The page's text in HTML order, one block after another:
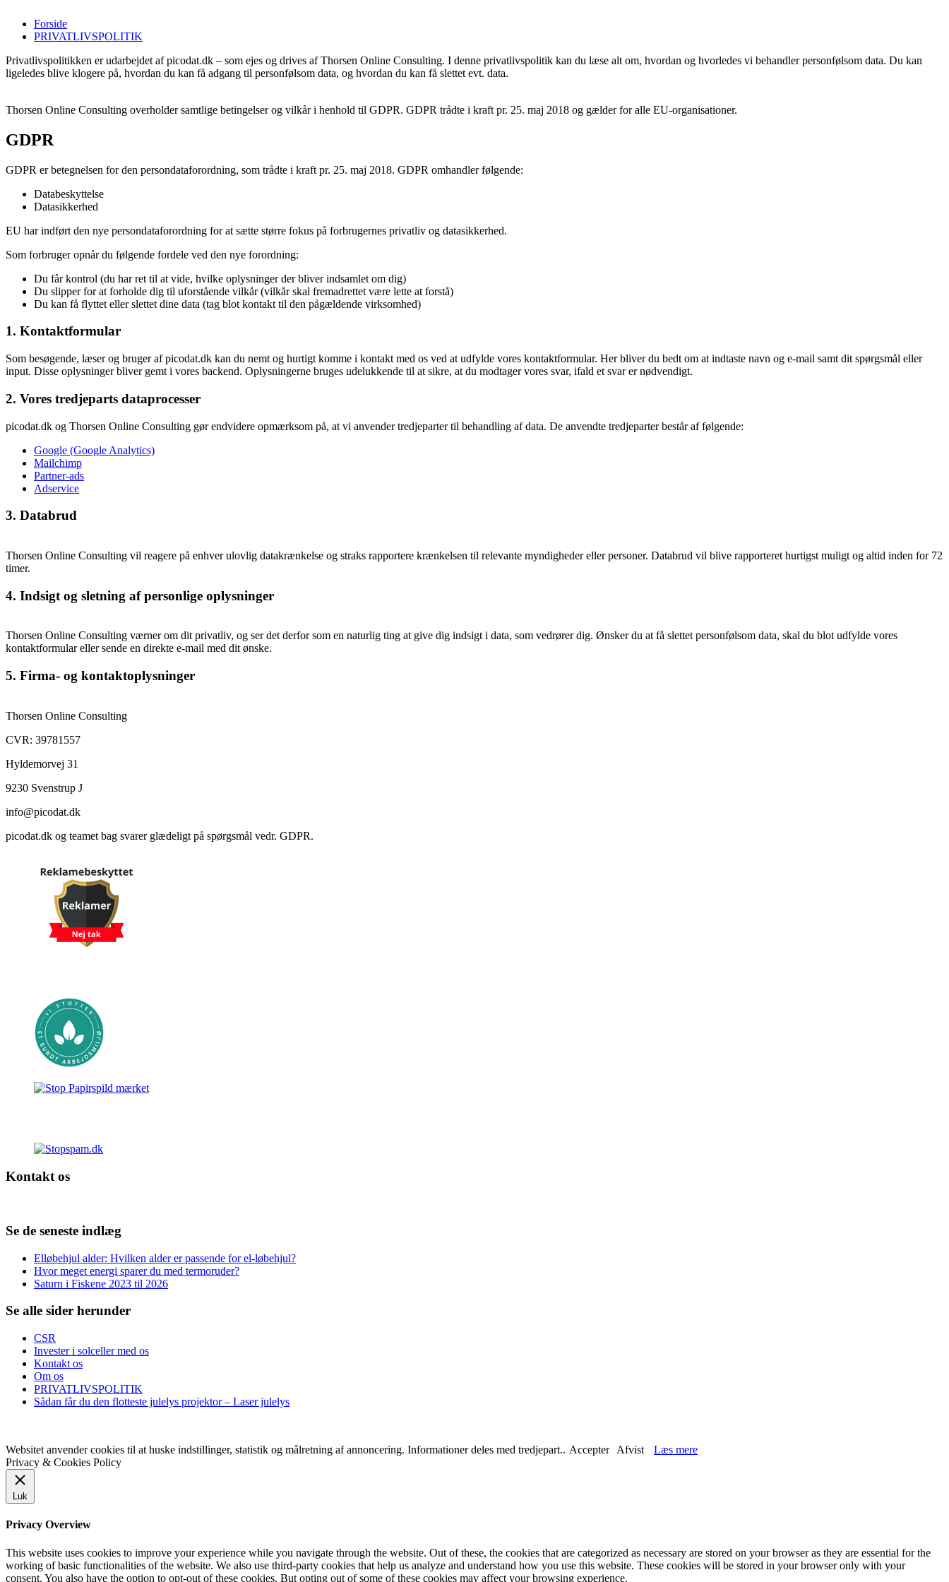
Forside
PRIVATLIVSPOLITIK
Privatlivspolitikken er udarbejdet af picodat.dk – som ejes og drives af Thorsen Online Consulting. I denne privatlivspolitik kan du læse alt om, hvordan og hvorledes vi behandler personfølsom data. Du kan
ligeledes blive klogere på, hvordan du kan få adgang til personfølsom data, og hvordan du kan få slettet evt. data.
Thorsen Online Consulting overholder samtlige betingelser og vilkår i henhold til GDPR. GDPR trådte i kraft pr. 25. maj 2018 og gælder for alle EU-organisationer.
GDPR
GDPR er betegnelsen for den persondataforordning, som trådte i kraft pr. 25. maj 2018. GDPR omhandler følgende:
Databeskyttelse
Datasikkerhed
EU har indført den nye persondataforordning for at sætte større fokus på forbrugernes privatliv og datasikkerhed.
Som forbruger opnår du følgende fordele ved den nye forordning:
Du får kontrol (du har ret til at vide, hvilke oplysninger der bliver indsamlet om dig)
Du slipper for at forholde dig til uforstående vilkår (vilkår skal fremadrettet være lette at forstå)
Du kan få flyttet eller slettet dine data (tag blot kontakt til den pågældende virksomhed)
1. Kontaktformular
Som besøgende, læser og bruger af picodat.dk kan du nemt og hurtigt komme i kontakt med os ved at udfylde vores kontaktformular. Her bliver du bedt om at indtaste navn og e-mail samt dit spørgsmål eller
input. Disse oplysninger bliver gemt i vores backend. Oplysningerne bruges udelukkende til at sikre, at du modtager vores svar, ifald et svar er nødvendigt.
2. Vores tredjeparts dataprocesser
picodat.dk og Thorsen Online Consulting gør endvidere opmærksom på, at vi anvender tredjeparter til behandling af data. De anvendte tredjeparter består af følgende:
Google (Google Analytics)
Mailchimp
Partner-ads
Adservice
3. Databrud
Thorsen Online Consulting vil reagere på enhver ulovlig datakrænkelse og straks rapportere krænkelsen til relevante myndigheder eller personer. Databrud vil blive rapporteret hurtigst muligt og altid inden for 72
timer.
4. Indsigt og sletning af personlige oplysninger
Thorsen Online Consulting værner om dit privatliv, og ser det derfor som en naturlig ting at give dig indsigt i data, som vedrører dig. Ønsker du at få slettet personfølsom data, skal du blot udfylde vores
kontaktformular eller sende en direkte e-mail med dit ønske.
5. Firma- og kontaktoplysninger
Thorsen Online Consulting
CVR: 39781557
Hyldemorvej 31
9230 Svenstrup J
info@picodat.dk
picodat.dk og teamet bag svarer glædeligt på spørgsmål vedr. GDPR.
Kontakt os
Se de seneste indlæg
Elløbehjul alder: Hvilken alder er passende for el-løbehjul?
Hvor meget energi sparer du med termoruder?
Saturn i Fiskene 2023 til 2026
Se alle sider herunder
CSR
Invester i solceller med os
Kontakt os
Om os
PRIVATLIVSPOLITIK
Sådan får du den flotteste julelys projektor – Laser julelys
Websitet anvender cookies til at huske indstillinger, statistik og målretning af annoncering. Informationer deles med tredjepart.. Accepter Afvist
Læs mere
Privacy & Cookies Policy
Luk
Privacy Overview
This website uses cookies to improve your experience while you navigate through the website. Out of these, the cookies that are categorized as necessary are stored on your browser as they are essential for the
working of basic functionalities of the website. We also use third-party cookies that help us analyze and understand how you use this website. These cookies will be stored in your browser only with your
consent. You also have the option to opt-out of these cookies. But opting out of some of these cookies may affect your browsing experience.